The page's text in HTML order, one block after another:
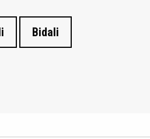
Bidali